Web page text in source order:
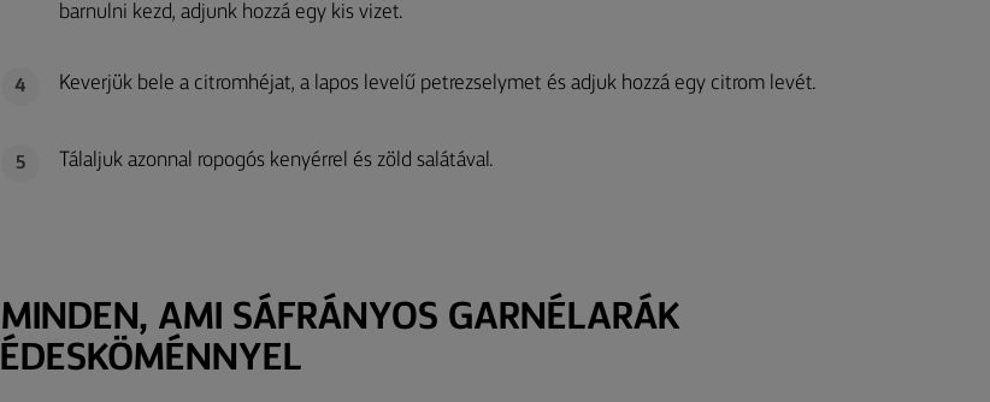
barnulni kezd, adjunk hozzá egy kis vizet.
4 Keverjük bele a citromhéjat, a lapos levelű petrezselymet és adjuk hozzá egy citrom levét.
5 Tálaljuk azonnal ropogós kenyérrel és zöld salátával.
MINDEN, AMI SÁFRÁNYOS GARNÉLARÁK
ÉDESKÖMÉNNYEL